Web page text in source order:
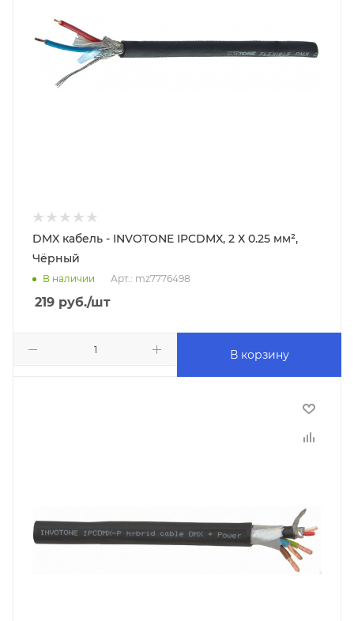
DMX кабель - INVOTONE IPCDMX, 2 Х 0.25 мм²,
Чёрный
В наличии Арт.: mz7776498
219 руб./шт
В корзину